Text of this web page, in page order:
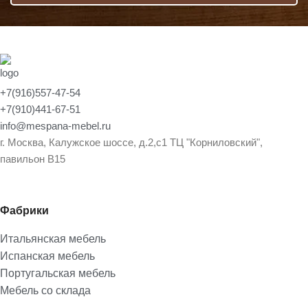
+7(916)557-47-54
+7(910)441-67-51
info@mespana-mebel.ru
г. Москва, Калужское шоссе, д.2,с1 ТЦ "Корниловский",
павильон В15
Фабрики
Итальянская мебель
Испанская мебель
Португальская мебель
Мебель со склада